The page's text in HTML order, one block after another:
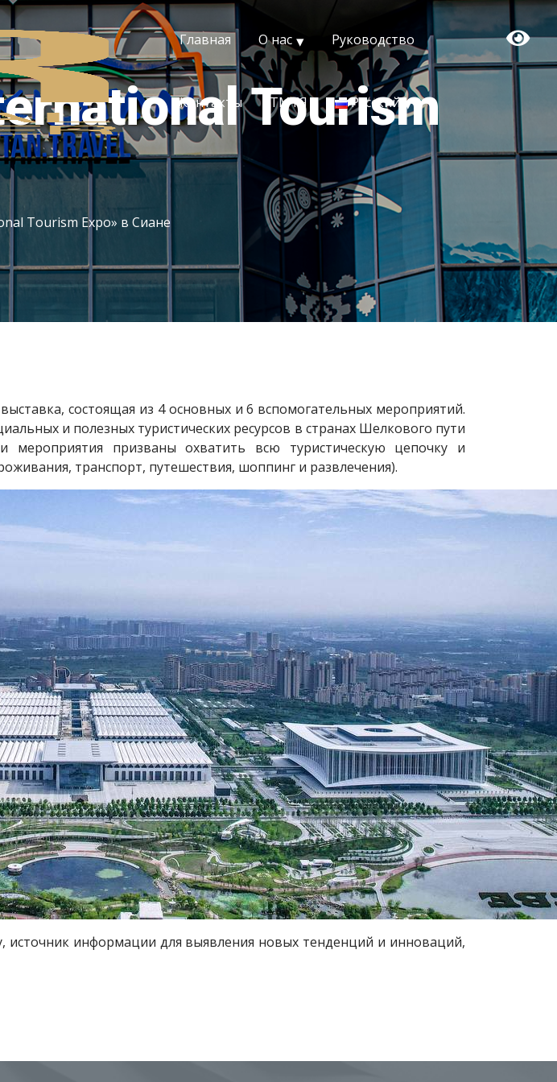
Главная О нас Руководство
Контакты ТМТЯ Русский
Tourism
Tourism Expo» в Сиане
состоящая из 4 основных и 6 вспомогательных мероприятий.
и полезных туристических ресурсов в странах Шелкового пути
мероприятия призваны охватить всю туристическую цепочку и
транспорт, путешествия, шоппинг и развлечения).
информации для выявления новых тенденций и инноваций,